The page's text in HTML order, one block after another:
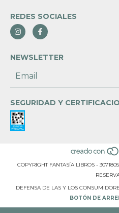
REDES SOCIALES
NEWSLETTER
SEGURIDAD Y
COPYRIGHT FANTASÍA LIBROS -
DEFENSA DE LAS Y LOS
BOTÓN DE